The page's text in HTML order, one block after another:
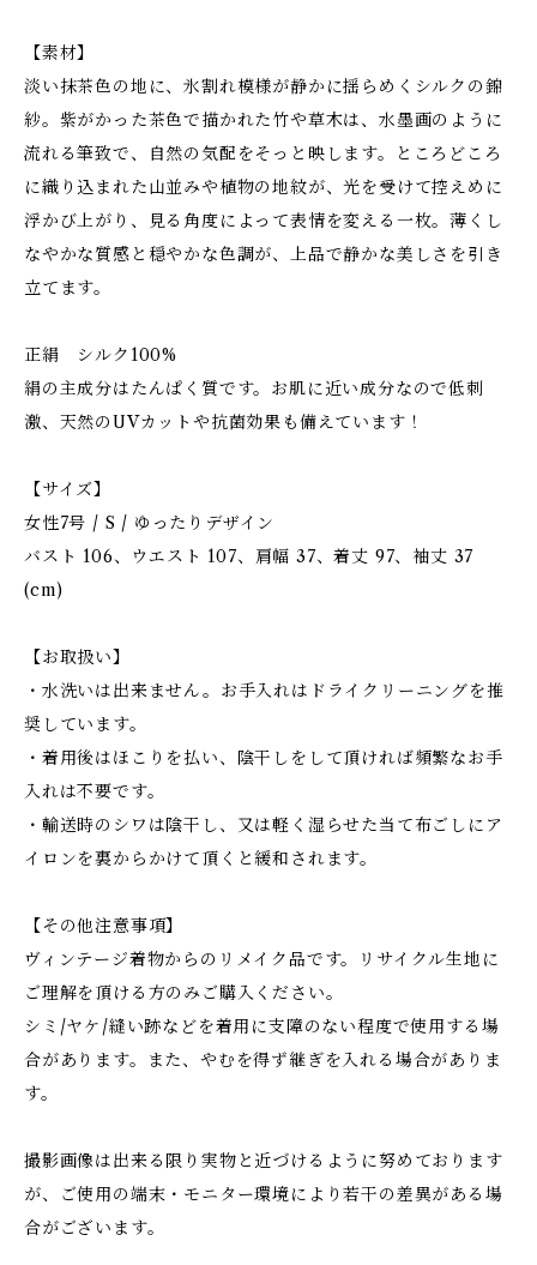
【素材】
淡い抹茶色の地に、氷割れ模様が静かに揺らめくシルクの錦
紗。紫がかった茶色で描かれた竹や草木は、水墨画のように
流れる筆致で、自然の気配をそっと映します。ところどころ
に織り込まれた山並みや植物の地紋が、光を受けて控えめに
浮かび上がり、見る角度によって表情を変える一枚。薄くし
なやかな質感と穏やかな色調が、上品で静かな美しさを引き
立てます。
正絹 シルク100%
絹の主成分はたんぱく質です。お肌に近い成分なので低刺
激、天然のUVカットや抗菌効果も備えています！
【サイズ】
女性7号 / S / ゆったりデザイン
バスト 106、ウエスト 107、肩幅 37、着丈 97、袖丈 37
(cm)
【お取扱い】
・水洗いは出来ません。お手入れはドライクリーニングを推
奨しています。
・着用後はほこりを払い、陰干しをして頂ければ頻繁なお手
入れは不要です。
・輸送時のシワは陰干し、又は軽く湿らせた当て布ごしにア
イロンを裏からかけて頂くと緩和されます。
【その他注意事項】
ヴィンテージ着物からのリメイク品です。リサイクル生地に
ご理解を頂ける方のみご購入ください。
シミ/ヤケ/縫い跡などを着用に支障のない程度で使用する場
合があります。また、やむを得ず継ぎを入れる場合がありま
す。
撮影画像は出来る限り実物と近づけるように努めております
が、ご使用の端末・モニター環境により若干の差異がある場
合がございます。